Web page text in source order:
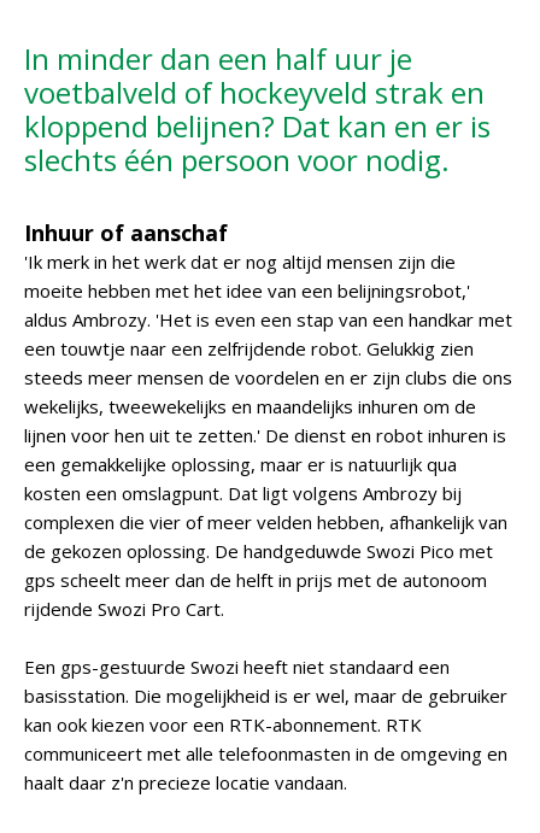
In minder dan een half uur je
voetbalveld of hockeyveld strak en
kloppend belijnen? Dat kan en er is
slechts één persoon voor nodig.
Inhuur of aanschaf
'Ik merk in het werk dat er nog altijd mensen zijn die
moeite hebben met het idee van een belijningsrobot,'
aldus Ambrozy. 'Het is even een stap van een handkar met
een touwtje naar een zelfrijdende robot. Gelukkig zien
steeds meer mensen de voordelen en er zijn clubs die ons
wekelijks, tweewekelijks en maandelijks inhuren om de
lijnen voor hen uit te zetten.' De dienst en robot inhuren is
een gemakkelijke oplossing, maar er is natuurlijk qua
kosten een omslagpunt. Dat ligt volgens Ambrozy bij
complexen die vier of meer velden hebben, afhankelijk van
de gekozen oplossing. De handgeduwde Swozi Pico met
gps scheelt meer dan de helft in prijs met de autonoom
rijdende Swozi Pro Cart.
Een gps-gestuurde Swozi heeft niet standaard een
basisstation. Die mogelijkheid is er wel, maar de gebruiker
kan ook kiezen voor een RTK-abonnement. RTK
communiceert met alle telefoonmasten in de omgeving en
haalt daar z'n precieze locatie vandaan.